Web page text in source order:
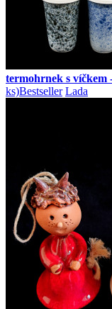
termohrnek s
ks)Bestseller Lada